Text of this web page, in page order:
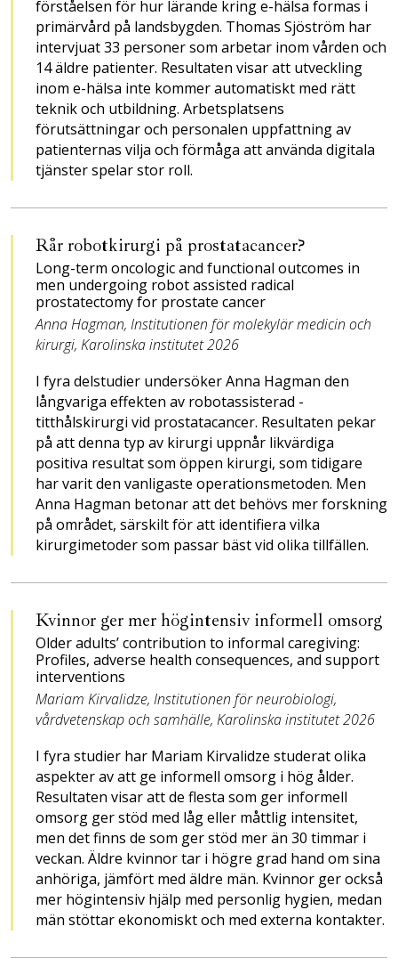
förståelsen för hur lärande kring e-hälsa formas i
primärvård på landsbygden. Thomas Sjöström har
intervjuat 33 personer som arbetar inom vården och
14 äldre patienter. Resultaten visar att utveckling
inom e-hälsa inte kommer automatiskt med rätt
teknik och utbildning. Arbetsplatsens
förutsättningar och personalen uppfattning av
patienternas vilja och förmåga att använda digitala
tjänster spelar stor roll.
Rår robotkirurgi på prostatacancer?
Long-term oncologic and ­func­tional outcomes in
men undergoing robot assisted radical
prostatectomy for prostate cancer
Anna Hagman, Institutionen för molekylär medicin och
kirurgi, Karolinska institutet 2026
I fyra delstudier undersöker Anna Hagman den
långvariga effekten av robotassisterad ­
titthålskirurgi vid prostata­cancer. Resultaten pekar
på att denna typ av kirurgi uppnår likvärdiga
positiva resultat som öppen kirurgi, som tidigare
har varit den vanligaste operationsmetoden. Men
Anna Hagman betonar att det behövs mer forskning
på området, särskilt för att identifiera vilka
kirurgimetoder som passar bäst vid olika tillfällen.
Kvinnor ger mer högintensiv informell omsorg
Older adults’ contribution to informal caregiving:
Profiles, adverse health consequences, and support
interventions
Mariam Kirvalidze, Institutionen för neurobiologi,
vårdvetenskap och samhälle, Karolinska institutet 2026
I fyra studier har Mariam ­Kirvalidze studerat olika
aspekter av att ge informell omsorg i hög ålder.
Resultaten visar att de flesta som ger informell
omsorg ger stöd med låg eller måttlig intensitet,
men det finns de som ger stöd mer än 30 timmar i
veckan. Äldre kvinnor tar i högre grad hand om sina
anhöriga, jämfört med äldre män. Kvinnor ger också
mer högintensiv hjälp med personlig hygien, medan
män stöttar ekonomiskt och med externa kontakter.